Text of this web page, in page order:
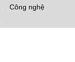
Công nghệ